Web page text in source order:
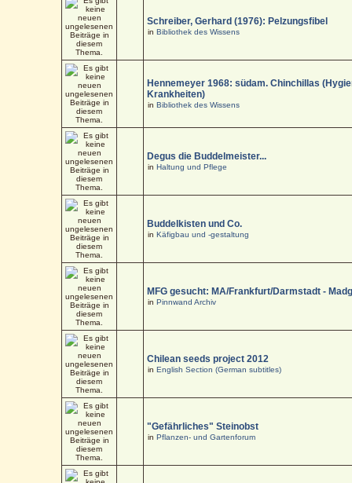
Schreiber, Gerhard (1976): Pelzungsfibel
inBibliothek des Wissens
Hennemeyer 1968: südam. Chinchillas
Krankheiten)
inBibliothek des Wissens
Degus die Buddelmeister...
inHaltung und Pflege
Buddelkisten und Co.
inKäfigbau und -gestaltung
MFG gesucht: MA/Frankfurt/Darmstadt -
inPinnwand Archiv
Chilean seeds project 2012
inEnglish Section (German subtitles)
"Gefährliches" Steinobst
inPflanzen- und Gartenforum